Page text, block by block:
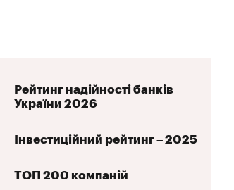
Рейтинг надійності банків
України 2026
Інвестиційний рейтинг – 2025
ТОП 200 компаній